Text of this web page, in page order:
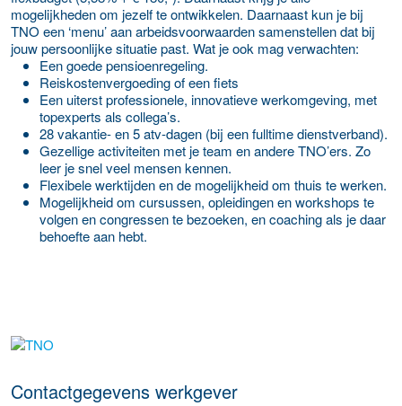
mogelijkheden om jezelf te ontwikkelen. Daarnaast kun je bij
TNO een ‘menu’ aan arbeidsvoorwaarden samenstellen dat bij
jouw persoonlijke situatie past. Wat je ook mag verwachten:
Een goede pensioenregeling.
Reiskostenvergoeding of een fiets
Een uiterst professionele, innovatieve werkomgeving, met
topexperts als collega’s.
28 vakantie- en 5 atv-dagen (bij een fulltime dienstverband).
Gezellige activiteiten met je team en andere TNO’ers. Zo
leer je snel veel mensen kennen.
Flexibele werktijden en de mogelijkheid om thuis te werken.
Mogelijkheid om cursussen, opleidingen en workshops te
volgen en congressen te bezoeken, en coaching als je daar
behoefte aan hebt.
Meer werkgever details
Contactgegevens werkgever